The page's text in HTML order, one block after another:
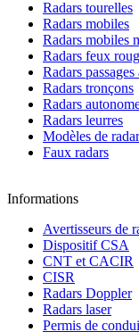
Radars tourelles
Radars mobiles
Radars mobiles
Radars feux
Radars
Radars tronçons
Radars
Radars leurres
Modèles de
Faux radars
Informations
Avertisseurs de
Dispositif CSA
CNT et CACIR
CISR
Radars Doppler
Radars laser
Permis de